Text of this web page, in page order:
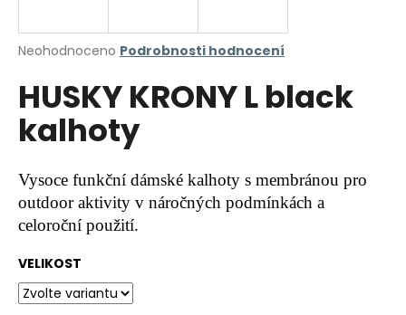
Průměrné
produktu
je
0,0
hvězdiček.
Neohodnoceno Podrobnosti hodnocení
HUSKY KRONY L black
kalhoty
Vysoce funkční dámské kalhoty s membránou pro
outdoor aktivity v náročných podmínkách a
celoroční použití.
VELIKOST
j
t
?
HLEDAT
D
o